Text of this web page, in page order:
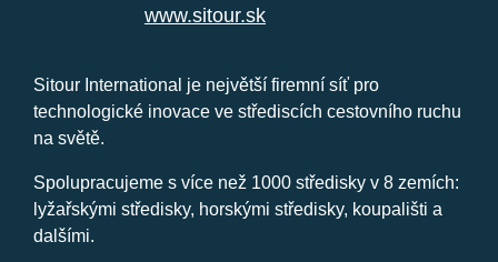
www.sitour.sk
Sitour International je největší firemní síť pro
technologické inovace ve střediscích cestovního ruchu
na světě.
Spolupracujeme s více než 1000 středisky v 8 zemích:
lyžařskými středisky, horskými středisky, koupališti a
dalšími.